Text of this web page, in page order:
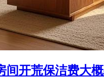
间开荒保洁费大